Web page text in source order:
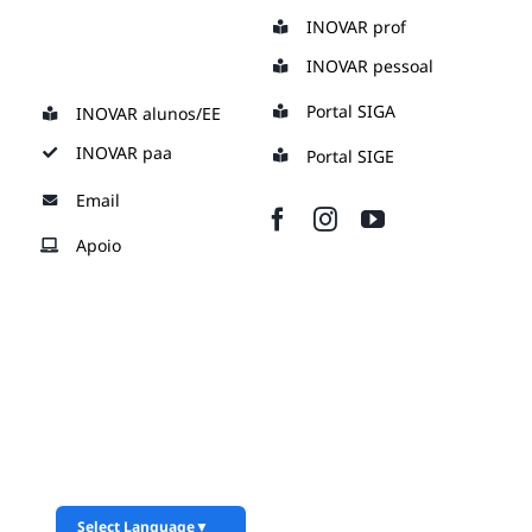
content
INOVAR prof
INOVAR pessoal
INOVAR alunos/EE
INOVAR paa
Portal SIGA
Portal SIGE
Email
Apoio
Select Language▼